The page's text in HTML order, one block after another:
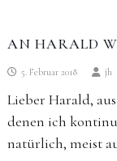
AN HARALD
5. Februar 2018 jh
Lieber Harald,
denen ich
natürlich, meist